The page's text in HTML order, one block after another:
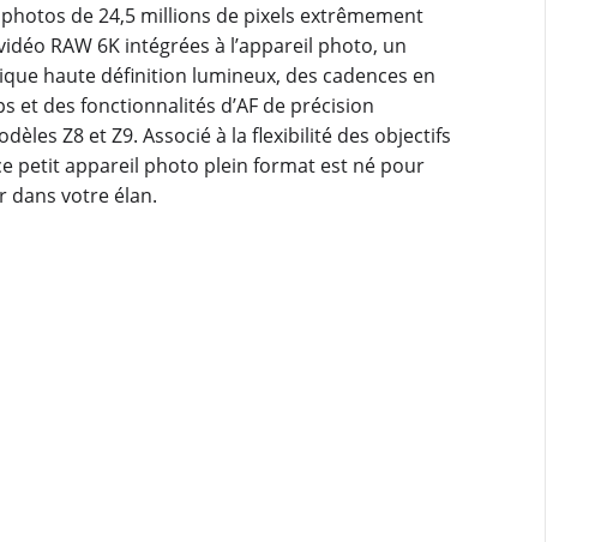
de 24,5 millions de pixels extrêmement
RAW 6K intégrées à l’appareil photo, un
haute définition lumineux, des cadences en
et des fonctionnalités d’AF de précision
Z8 et Z9. Associé à la flexibilité des objectifs
petit appareil photo plein format est né pour
dans votre élan.